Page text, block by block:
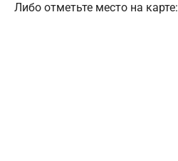
Либо отметьте место на карте: